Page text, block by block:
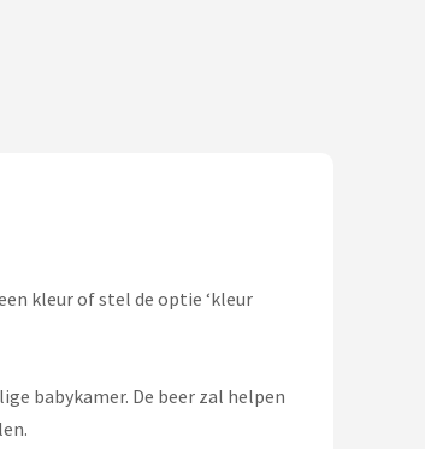
kleur of stel de optie ‘kleur
babykamer. De beer zal helpen